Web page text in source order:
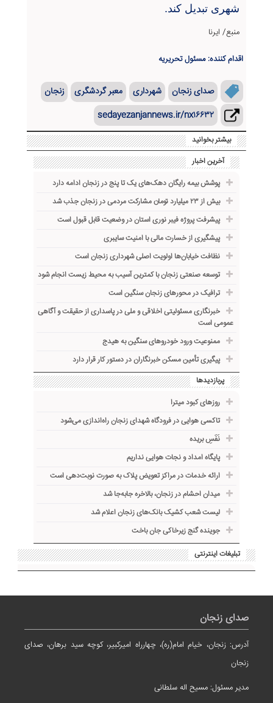
شهری تبدیل کند.
منبع/ ایرنا
اقدام کننده: مسئول تحریریه
صدای زنجان شهرداری معبر گردشگری
زنجان
sedayezanjannews.ir/nx۱۶۶۳۲
بیشتر بخوانید
آخرین اخبار
پوشش بیمه رایگان دهک‌های یک تا پنج در زنجان ادامه دارد
بیش از ۲۳ میلیارد تومان مشارکت مردمی در زنجان جذب شد
پیشرفت پروژه فیبر نوری استان در وضعیت قابل قبول است
پیشگیری از خسارت مالی با امنیت سایبری
نظافت خیابان‌ها اولویت اصلی شهرداری زنجان است
توسعه صنعتی زنجان با کمترین آسیب به محیط زیست انجام شود
ترافیک در محورهای زنجان سنگین است
خبرنگاری مسئولیتی اخلاقی و ملی در پاسداری از حقیقت و آگاهی
عمومی است
ممنوعیت ورود خودروهای سنگین به هیدج
پیگیری تأمین مسکن خبرنگاران در دستور کار قرار دارد
پربازدیدها
روزهای کبود میترا
تاکسی هوایی در فرودگاه شهدای زنجان راه‌اندازی می‌شود
نَفَسِ بریده
پایگاه امداد و نجات هوایی نداریم
ارائه خدمات در مراکز تعویض پلاک به صورت نوبت‌دهی است
میدان احشام در زنجان، بالاخره جا‌به‌جا شد
لیست شعب کشیک بانک‌های زنجان اعلام شد
جوینده گنج زیرخاکی جان باخت
تبلیغات اینترنتی
صدای زنجان
آدرس: زنجان، خیام امام(ره)، چهارراه امیرکبیر، کوچه سید برهان، صدای
زنجان
مدیر مسئول: مسیح اله سلطانی